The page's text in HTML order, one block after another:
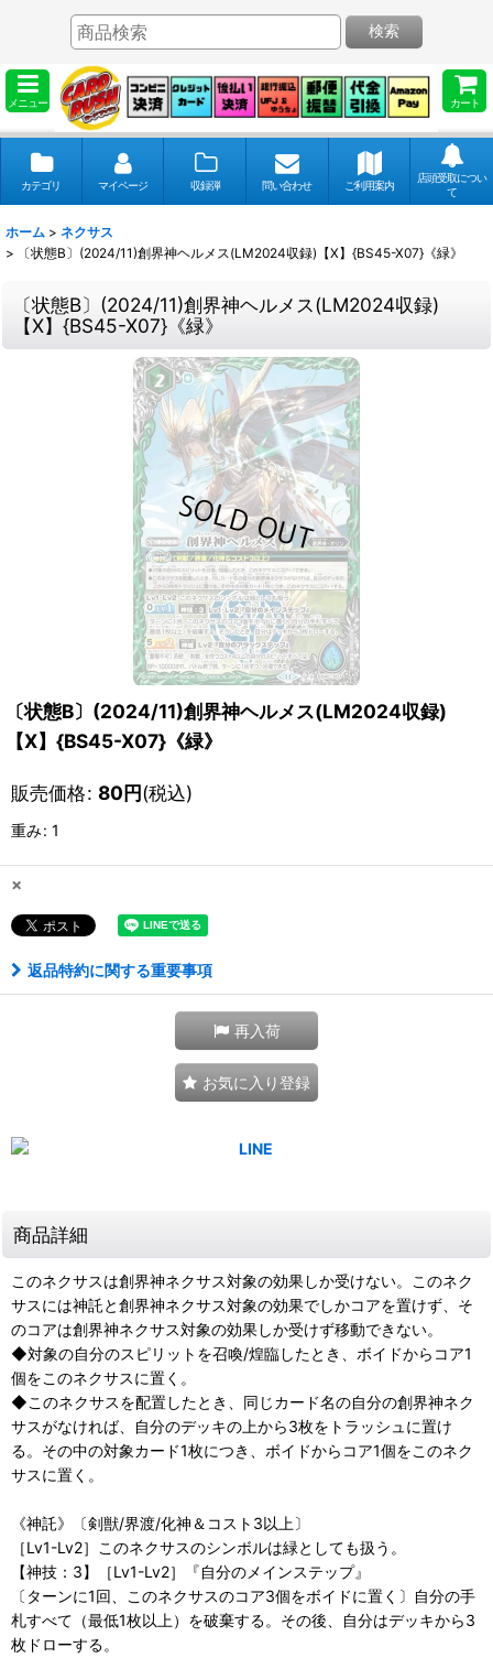
メニュー カート
検索
カテゴリ マイページ 収録弾 問い合わせ ご利用案内
店頭受取につい
て
ホーム > ネクサス
>
〔状態B〕(2024/11)創界神ヘルメス(LM2024収録)【X】{BS45-X07}《緑》
〔状態B〕(2024/11)創界神ヘルメス(LM2024収録)
【X】{BS45-X07}《緑》
〔状態B〕(2024/11)創界神ヘルメス(LM2024収録)
【X】{BS45-X07}《緑》
販売価格: 80円(税込)
重み: 1
×
返品特約に関する重要事項
再入荷
お気に入り登録
商品詳細
このネクサスは創界神ネクサス対象の効果しか受けない。このネク
サスには神託と創界神ネクサス対象の効果でしかコアを置けず、そ
のコアは創界神ネクサス対象の効果しか受けず移動できない。
◆対象の自分のスピリットを召喚/煌臨したとき、ボイドからコア1
個をこのネクサスに置く。
◆このネクサスを配置したとき、同じカード名の自分の創界神ネク
サスがなければ、自分のデッキの上から3枚をトラッシュに置け
る。その中の対象カード1枚につき、ボイドからコア1個をこのネク
サスに置く。
《神託》〔剣獣/界渡/化神＆コスト3以上〕
［Lv1-Lv2］このネクサスのシンボルは緑としても扱う。
【神技：3】［Lv1-Lv2］『自分のメインステップ』
〔ターンに1回、このネクサスのコア3個をボイドに置く〕自分の手
札すべて（最低1枚以上）を破棄する。その後、自分はデッキから3
枚ドローする。